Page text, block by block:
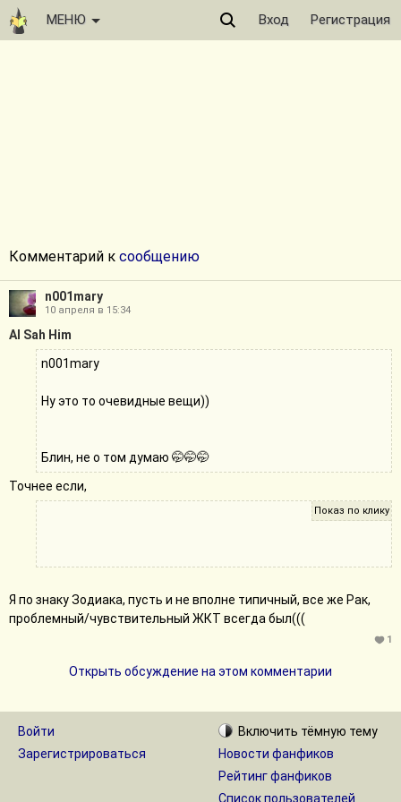
МЕНЮ Вход Регистрация
Комментарий к сообщению
n001mary
10 апреля в 15:34
Al Sah Him
n001mary
Ну это то очевидные вещи))
Блин, не о том думаю 🤭🤭🤭
Точнее если,
Я по знаку Зодиака, пусть и не вполне типичный, все же Рак,
проблемный/чувствительный ЖКТ всегда был(((
1
Открыть обсуждение на этом комментарии
Войти
Зарегистрироваться
Включить тёмную тему
Новости фанфиков
Рейтинг фанфиков
Список пользователей